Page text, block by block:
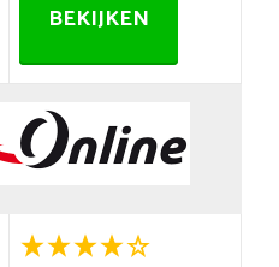
BEKIJKEN